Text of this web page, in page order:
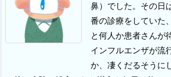
鼻）でした。その日
番の診療をしていた
と何人か患者さんが
インフルエンザが流
か、凄くだるそうに